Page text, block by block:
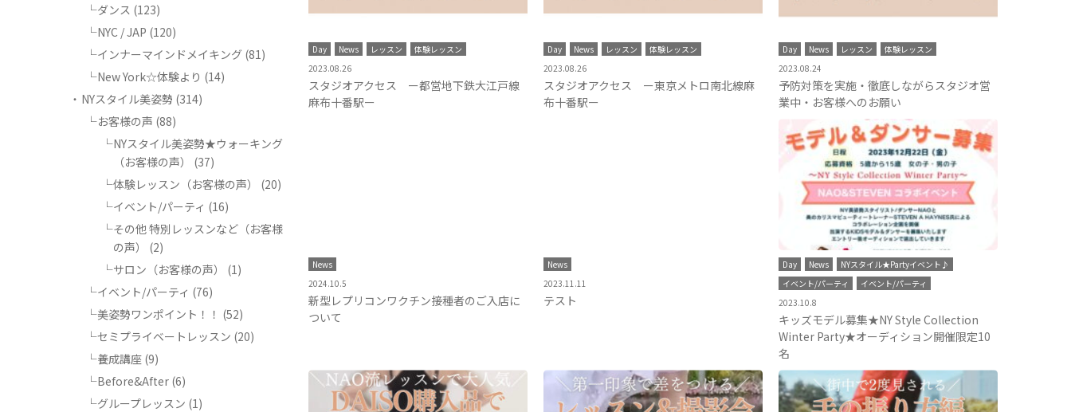
ダンス (123)
NYC / JAP (120)
インナーマインドメイキング (81)
New York☆体験より (14)
NYスタイル美姿勢 (314)
お客様の声 (88)
NYスタイル美姿勢★ウォーキング
（お客様の声）
(37)
体験レッスン（お客様の声）
(20)
イベント/パーティ (16)
その他 特別レッスンなど（お客様
の声）
(2)
サロン（お客様の声）
(1)
イベント/パーティ (76)
美姿勢ワンポイント！！ (52)
セミプライベートレッスン (20)
養成講座 (9)
Before&After (6)
グループレッスン (1)
Day News レッスン
体験レッスン
2023.08.26
スタジオアクセス ー都営地下鉄大江戸線
麻布十番駅ー
Day News レッスン
体験レッスン
2023.08.26
スタジオアクセス ー東京メトロ南北線麻
布十番駅ー
Day News レッスン
体験レッスン
2023.08.24
予防対策を実施・徹底しながらスタジオ営
業中・お客様へのお願い
News
2024.10.5
新型レプリコンワクチン接種者のご入店に
ついて
News
2023.11.11
テスト
Day News
NYスタイル★Partyイベント♪
イベント/パーティ
イベント/パーティ
2023.10.8
キッズモデル募集★NY Style Collection
Winter Party★オーディション開催限定10
名